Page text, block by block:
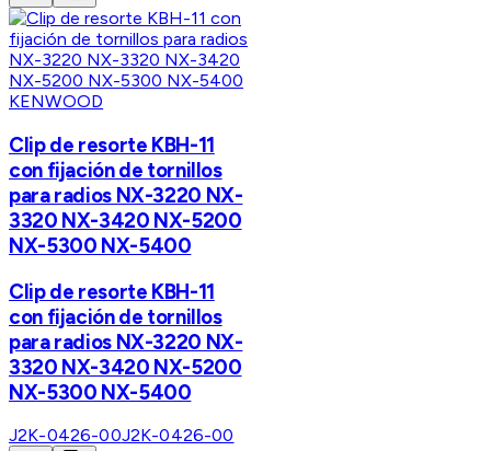
KENWOOD
Clip de resorte KBH-11
con fijación de tornillos
para radios NX-3220 NX-
3320 NX-3420 NX-5200
NX-5300 NX-5400
Clip de resorte KBH-11
con fijación de tornillos
para radios NX-3220 NX-
3320 NX-3420 NX-5200
NX-5300 NX-5400
J2K-0426-00J2K-0426-00